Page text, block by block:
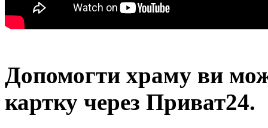
Допомогти храму ви
картку через Приват24.